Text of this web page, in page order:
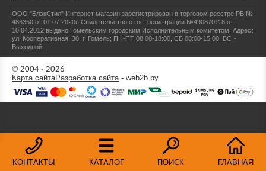
КОНТАКТЫ КАТАЛОГ ПОИСК ГЛАВНАЯ
ООО "БлэкСтил" Интернет магазин зарегистрирован в торговом реестре РБ №
486350 от 01.07.2020г.Свидетельство о гос. регистрации №490870118 от
10.04.2012 выдано Гомельским городским Исполнительным комитетом.Адрес:
ул. Кооперативная, 30, г. Гомель; ПН-ПТ 08:00-18:00, СБ 08:00-15:00, ВС -
Выходной.
© 2004 - 2026
Карта сайтаРазработка сайта- web2b.by